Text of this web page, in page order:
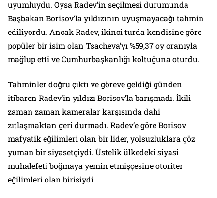
uyumluydu. Oysa Radev’in seçilmesi durumunda
Başbakan Borisov’la yıldızının uyuşmayacağı tahmin
ediliyordu. Ancak Radev, ikinci turda kendisine göre
popüler bir isim olan Tsacheva’yı %59,37 oy oranıyla
mağlup etti ve Cumhurbaşkanlığı koltuğuna oturdu.
Tahminler doğru çıktı ve göreve geldiği günden
itibaren Radev’in yıldızı Borisov’la barışmadı. İkili
zaman zaman kameralar karşısında dahi
zıtlaşmaktan geri durmadı. Radev’e göre Borisov
mafyatik eğilimleri olan bir lider, yolsuzluklara göz
yuman bir siyasetçiydi. Üstelik ülkedeki siyasi
muhalefeti boğmaya yemin etmişçesine otoriter
eğilimleri olan birisiydi.